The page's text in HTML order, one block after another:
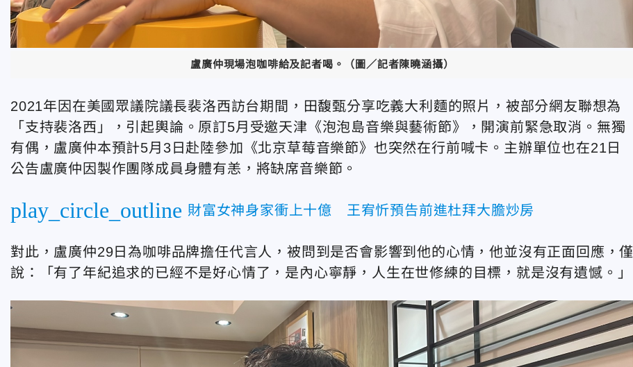
盧廣仲現場泡咖啡給及記者喝。（圖／記者陳曉涵攝）
2021年因在美國眾議院議長裴洛西訪台期間，田馥甄分享吃義大利麵的照片，被部分網友聯想為
「支持裴洛西」，引起輿論。原訂5月受邀天津《泡泡島音樂與藝術節》，開演前緊急取消。無獨
有偶，盧廣仲本預計5月3日赴陸參加《北京草莓音樂節》也突然在行前喊卡。主辦單位也在21日
公告盧廣仲因製作團隊成員身體有恙，將缺席音樂節。
play_circle_outline 財富女神身家衝上十億 王宥忻預告前進杜拜大膽炒房
對此，盧廣仲29日為咖啡品牌擔任代言人，被問到是否會影響到他的心情，他並沒有正面回應，僅
說：「有了年紀追求的已經不是好心情了，是內心寧靜，人生在世修練的目標，就是沒有遺憾。」